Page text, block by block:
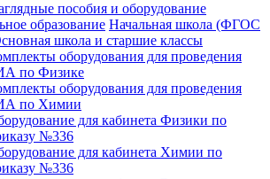
пособия и оборудование
образование Начальная школа (ФГОС
школа и старшие классы
оборудования для проведения
по Физике
оборудования для проведения
по Химии
для кабинета Физики по
№336
для кабинета Химии по
№336